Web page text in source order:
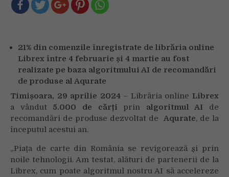
cărți
vândute
ul
Aqurate,
de
la
începutul
anului
21% din comenzile înregistrate de librăria online
Librex între 4 februarie și 4 martie au fost
realizate pe baza algoritmului AI de recomandări
de produse al Aqurate
Timișoara, 29 aprilie 2024 – Librăria onlineLibrex
a vândut 5.000 de cărți prin algoritmul AI de
recomandări de produse dezvoltat de Aqurate, de la
începutul acestui an.
„Piața de carte din România se revigorează și prin
noile tehnologii. Am testat, alături de partenerii de la
Librex, cum poate algoritmul nostru AI să accelereze